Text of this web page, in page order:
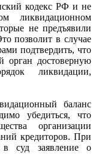
кодекс РФ и не
ликвидационном
не предъявили
позволит в случае
подтвердить, что
орган достоверную
ликвидации,
баланс
убедиться, что
организации
кредиторов. При
в суд заявление о